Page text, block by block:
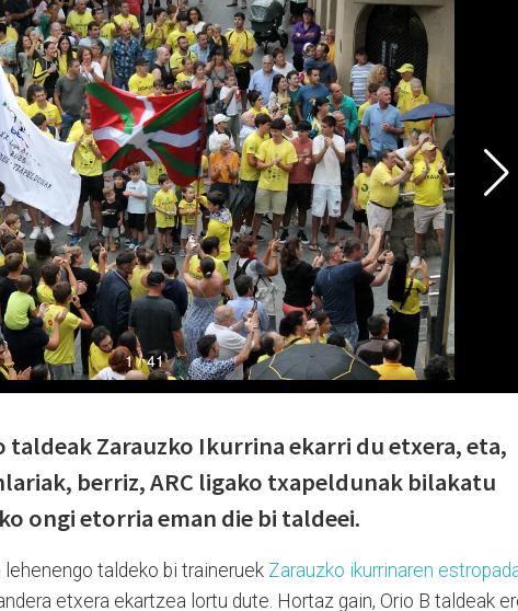
taldeak Zarauzko Ikurrina ekarri du etxera, eta,
berriz, ARC ligako txapeldunak bilakatu
ongi etorria eman die bi taldeei.
taldeko bi traineruek Zarauzko ikurrinaren
etxera ekartzea lortu dute. Hortaz gain, Orio B taldeak